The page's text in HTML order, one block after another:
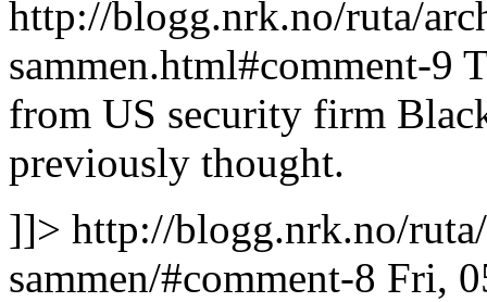
http://blogg.nrk.no/ruta/
sammen.html#comment-9
from US security firm
previously thought.
]]> http://blogg.nrk.no/
sammen/#comment-8 Fri,